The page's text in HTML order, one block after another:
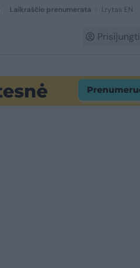
Laikraščio prenumerata Lrytas EN
Prisijungti